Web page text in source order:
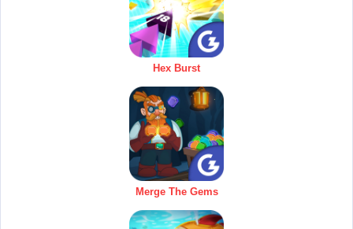
Hex Burst
Merge The Gems